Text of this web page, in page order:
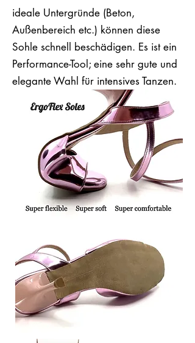
ideale Untergründe (Beton,
Außenbereich etc.) können diese
Sohle schnell beschädigen. Es ist ein
Performance-Tool; eine sehr gute und
elegante Wahl für intensives Tanzen.